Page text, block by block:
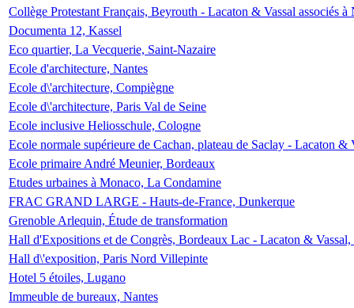
Collège Protestant Français, Beyrouth - Lacaton & Vassal associés
Documenta 12, Kassel
Eco quartier, La Vecquerie, Saint-Nazaire
Ecole d'architecture, Nantes
Ecole d\'architecture, Compiègne
Ecole d\'architecture, Paris Val de Seine
Ecole inclusive Heliosschule, Cologne
Ecole normale supérieure de Cachan, plateau de Saclay - Lacaton &
Ecole primaire André Meunier, Bordeaux
Etudes urbaines à Monaco, La Condamine
FRAC GRAND LARGE - Hauts-de-France, Dunkerque
Grenoble Arlequin, Étude de transformation
Hall d'Expositions et de Congrès, Bordeaux Lac - Lacaton &
Hall d\'exposition, Paris Nord Villepinte
Hotel 5 étoiles, Lugano
Immeuble de bureaux, Nantes